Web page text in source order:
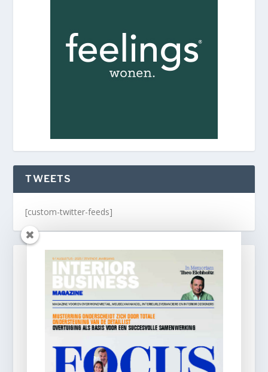
TWEETS
[custom-twitter-feeds]